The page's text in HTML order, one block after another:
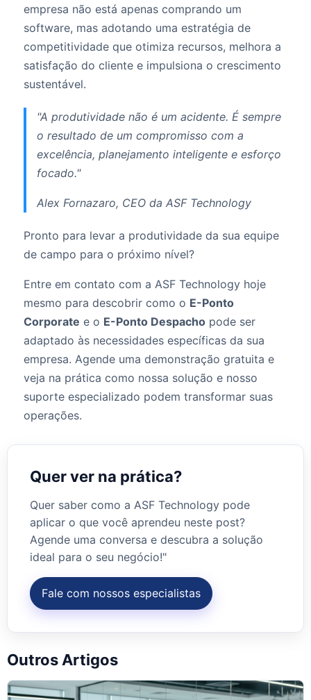
empresa não está apenas comprando um
software, mas adotando uma estratégia de
competitividade que otimiza recursos, melhora a
satisfação do cliente e impulsiona o crescimento
sustentável.
"A produtividade não é um acidente. É sempre
o resultado de um compromisso com a
excelência, planejamento inteligente e esforço
focado."
Alex Fornazaro, CEO da ASF Technology
Pronto para levar a produtividade da sua equipe
de campo para o próximo nível?
Entre em contato com a ASF Technology hoje
mesmo para descobrir como o E-Ponto
Corporate e o E-Ponto Despacho pode ser
adaptado às necessidades específicas da sua
empresa. Agende uma demonstração gratuita e
veja na prática como nossa solução e nosso
suporte especializado podem transformar suas
operações.
Quer ver na prática?
Quer saber como a ASF Technology pode
aplicar o que você aprendeu neste post?
Agende uma conversa e descubra a solução
ideal para o seu negócio!"
Fale com nossos especialistas
Outros Artigos